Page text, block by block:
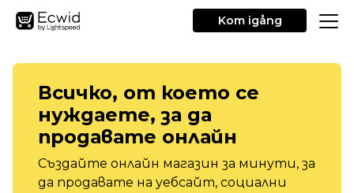
Kom igång
Всичко, от което се
нуждаете, за да
продавате онлайн
Създайте онлайн магазин за минути, за
да продавате на уебсайт, социални